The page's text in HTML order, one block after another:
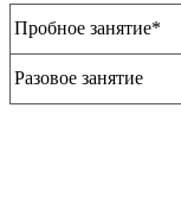
Пробное занятие*
Разовое занятие